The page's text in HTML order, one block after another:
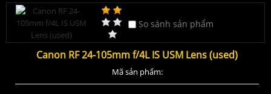
So sánh sản phẩm
Canon RF 24-105mm f/4L IS USM Lens (used)
Mã sản phẩm: